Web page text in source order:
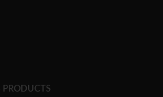
PRODUCTS